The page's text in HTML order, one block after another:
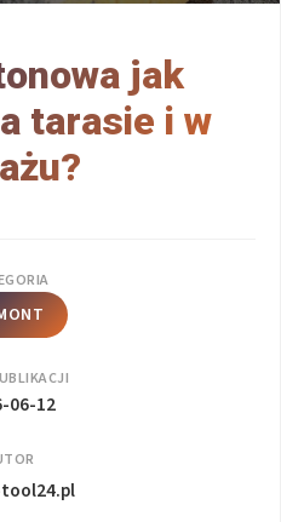
jak
tarasie i w
06-12